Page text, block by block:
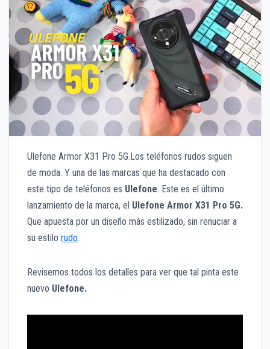
Ulefone Armor X31 Pro 5G.Los teléfonos rudos siguen
de moda. Y una de las marcas que ha destacado con
este tipo de teléfonos es Ulefone. Este es el último
lanzamiento de la marca, el Ulefone Armor X31 Pro 5G.
Que apuesta por un diseño más estilizado, sin renuciar a
su estilo rudo.
Revisemos todos los detalles para ver que tal pinta este
nuevo Ulefone.